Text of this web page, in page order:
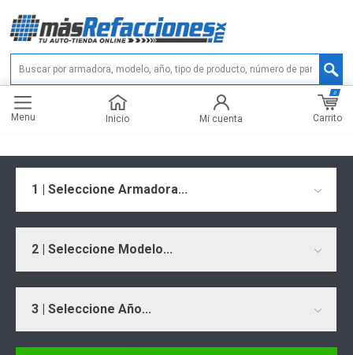
Menu Inicio Mi cuenta Carrito
0
1 | Seleccione Armadora...
2 | Seleccione Modelo...
3 | Seleccione Año...